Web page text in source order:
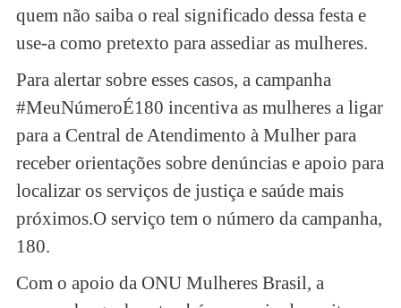
quem não saiba o real significado dessa festa e
use-a como pretexto para assediar as mulheres.
Para alertar sobre esses casos, a campanha
#MeuNúmeroÉ180 incentiva as mulheres a ligar
para a Central de Atendimento à Mulher para
receber orientações sobre denúncias e apoio para
localizar os serviços de justiça e saúde mais
próximos.O serviço tem o número da campanha,
180.
Com o apoio da ONU Mulheres Brasil, a